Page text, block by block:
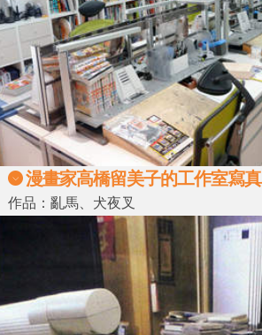
漫畫家高橋留美子的工作室寫真
作品：亂馬、犬夜叉